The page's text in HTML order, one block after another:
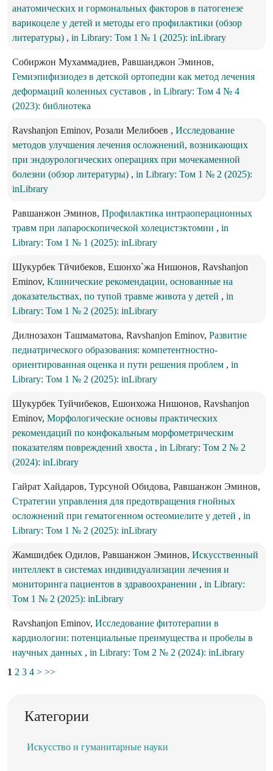
анатомических и гормональных факторов в патогенезе
варикоцеле у детей и методы его профилактики (обзор
литературы) , in Library: Том 1 № 1 (2025): inLibrary
Собиржон Мухаммадиев, Равшанджон Эминов,
Гемиэпифизиодез в детской ортопедии как метод лечения
деформаций коленных суставов , in Library: Том 4 № 4
(2023): библиотека
Ravshanjon Eminov, Розали Мелибоев , Исследование
методов улучшения лечения осложнений, возникающих
при эндоурологических операциях при мочекаменной
болезни (обзор литературы) , in Library: Том 1 № 2 (2025):
inLibrary
Равшанжон Эминов, Профилактика интраоперационных
травм при лапароскопической холецистэктомии , in
Library: Том 1 № 1 (2025): inLibrary
Шукурбек Тйчибеков, Ешонхо`жа Нишонов, Ravshanjon
Eminov, Клинические рекомендации, основанные на
доказательствах, по тупой травме живота у детей , in
Library: Том 1 № 2 (2025): inLibrary
Дилнозахон Ташмаматова, Ravshanjon Eminov, Развитие
педиатрического образования: компетентностно-
ориентированная оценка и пути решения проблем , in
Library: Том 1 № 2 (2025): inLibrary
Шукурбек Туйчибеков, Ешонхожа Нишонов, Ravshanjon
Eminov, Морфологические основы практических
рекомендаций по конфокальным морфометрическим
показателям повреждений хвоста , in Library: Том 2 № 2
(2024): inLibrary
Гайрат Хайдаров, Турсуной Обидова, Равшанжон Эминов,
Стратегии управления для предотвращения гнойных
осложнений при гематогенном остеомиелите у детей , in
Library: Том 1 № 2 (2025): inLibrary
Жамшидбек Одилов, Равшанжон Эминов, Искусственный
интеллект в системах индивидуализации лечения и
мониторинга пациентов в здравоохранении , in Library:
Том 1 № 2 (2025): inLibrary
Ravshanjon Eminov, Исследование фитотерапии в
кардиологии: потенциальные преимущества и пробелы в
научных данных , in Library: Том 2 № 2 (2024): inLibrary
1 2 3 4 > >>
Категории
Искусство и гуманитарные науки